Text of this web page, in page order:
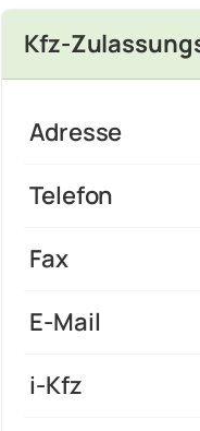
Kfz-
Adresse
Telefon
Fax
E-Mail
i-Kfz